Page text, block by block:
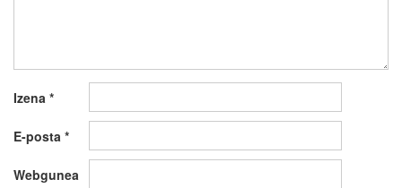
Izena *
E-posta *
Webgunea